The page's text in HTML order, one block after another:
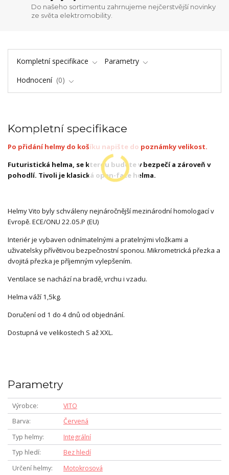
Do našeho sortimentu zahrnujeme nejčerstvější novinky
ze světa elektromobility.
Kompletní specifikace
Parametry
Hodnocení
0
Kompletní specifikace
Po přidání helmy do košíku napište do poznámky velikost.
Futuristická helma, se kterou budete v bezpečí a zároveň v
pohodlí. Tivoli je klasická open-face helma.
Helmy Vito byly schváleny nejnáročnější mezinárodní homologací v
Evropě. ECE/ONU 22.05.P (EU)
Interiér je vybaven odnímatelnými a pratelnými vložkami a
uživatelsky přívětivou bezpečnostní sponou. Mikrometrická přezka a
dvojitá přezka je příjemným vylepšením.
Ventilace se nachází na bradě, vrchu i vzadu.
Helma váží 1,5kg.
Doručení od 1 do 4 dnů od objednání.
Dostupná ve velikostech S až XXL.
Parametry
Výrobce
VITO
Barva
Červená
Typ helmy
Integrální
Typ hledí
Bez hledí
Určení helmy
Motokrosová